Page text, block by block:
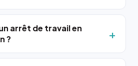
arrêt de travail en
?